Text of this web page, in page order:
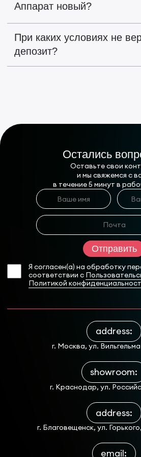
Аппарат новый?
При каких условиях не
депозит?
Остались
Оставьте свои
и мы свяжемся с
в течение 5 минут в
Я согласен(а) на обработку
соответствии с
Политикой
Отправить
address:
г. Москва, ул. Вильгельма
email:
showroom:
г. Краснодар, ул.
address:
г. Благовещенск, ул.